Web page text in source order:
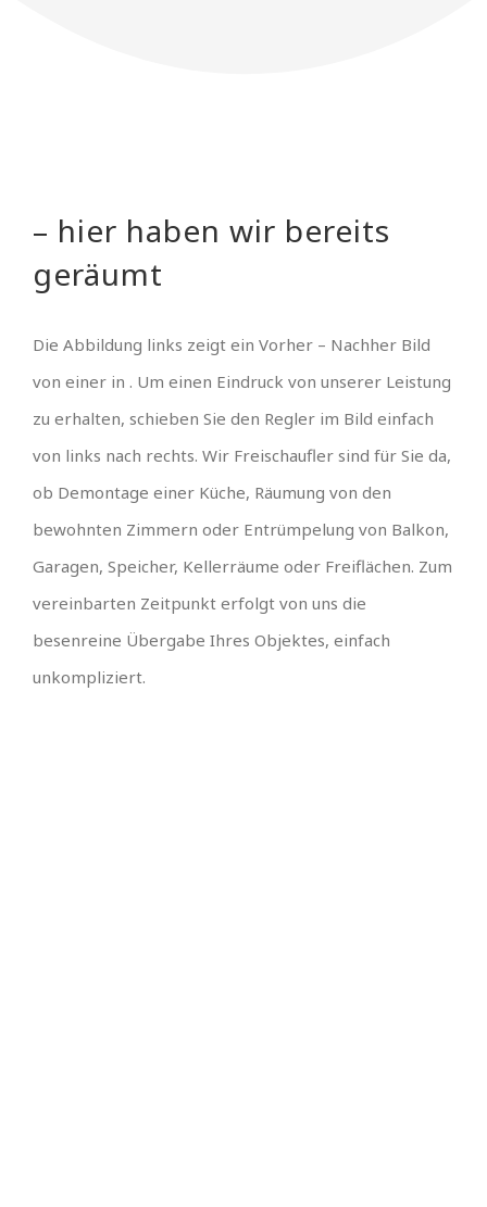
– hier haben wir bereits
geräumt
Die Abbildung links zeigt ein Vorher – Nachher Bild
von einer in . Um einen Eindruck von unserer Leistung
zu erhalten, schieben Sie den Regler im Bild einfach
von links nach rechts. Wir Freischaufler sind für Sie da,
ob Demontage einer Küche, Räumung von den
bewohnten Zimmern oder Entrümpelung von Balkon,
Garagen, Speicher, Kellerräume oder Freiflächen. Zum
vereinbarten Zeitpunkt erfolgt von uns die
besenreine Übergabe Ihres Objektes, einfach
unkompliziert.